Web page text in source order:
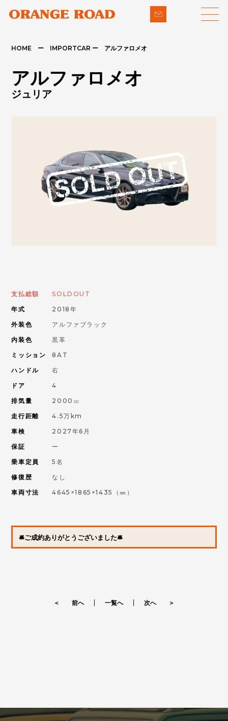
- 輸入車
CONTACT
PRIVACY POLICY
- 納車までの流れ
IMPORT CAR
輸入車
PIKE CAR
パイクカー
HOME ー IMPORTCAR ー アルファロメオ
アルファロメオ
ジュリア
支払総額
年式
外装色
内装色
ミッション
ハンドル
ドア
排気量
走行距離
車検
保証
乗車定員
修復歴
車両寸法
SOLDOUT
2018年
アルファブラック
黒革
8AT
右
4
2000㏄
4.5万km
2027年6月
ー
5名
なし
4645×1865×1435（㎜）
🛎ご成約ありがとうございました🛎
＜ 前へ 一覧へ 次へ ＞